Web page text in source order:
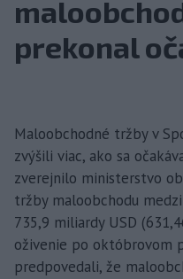
prekonal
Maloobchodné tržby v
zvýšili viac, ako sa
zverejnilo ministerstvo
tržby maloobchodu
735,9 miliardy USD
oživenie po októbrovom
predpovedali, že